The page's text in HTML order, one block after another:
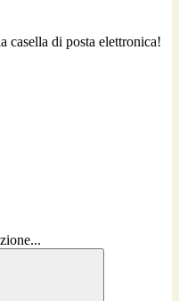
casella di posta elettronica!